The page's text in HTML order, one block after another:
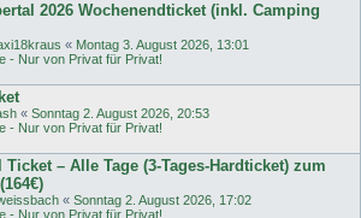
2026 Wochenendticket (inkl. Camping
« Montag 3. August 2026, 13:01
- Nur von Privat für Privat!
« Sonntag 2. August 2026, 20:53
- Nur von Privat für Privat!
– Alle Tage (3-Tages-Hardticket) zum
« Sonntag 2. August 2026, 17:02
- Nur von Privat für Privat!